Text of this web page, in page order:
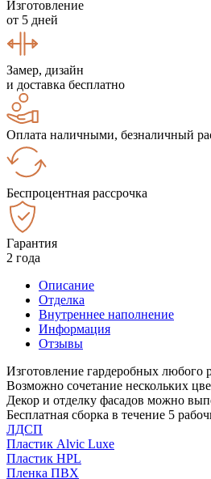
Изготовление
от 5 дней
Замер, дизайн
и доставка бесплатно
Оплата наличными, безналичный
Беспроцентная рассрочка
Гарантия
2 года
Описание
Отделка
Внутреннее наполнение
Информация
Отзывы
Изготовление гардеробных любого
Возможно сочетание нескольких
Декор и отделку фасадов можно
Бесплатная сборка в течение 5
ЛДСП
Пластик Alvic Luxe
Пластик HPL
Пленка ПВХ